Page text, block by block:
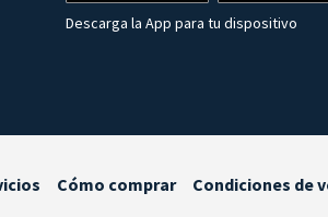
Descarga la App para tu dispositivo
Cómo comprar Condiciones de